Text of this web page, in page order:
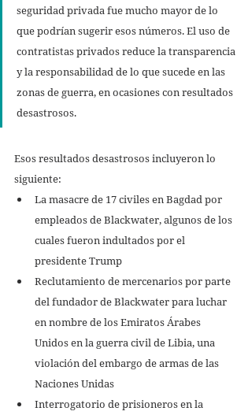
seguridad privada fue mucho mayor de lo
que podrían sugerir esos números. El uso de
contratistas privados reduce la transparencia
y la responsabilidad de lo que sucede en las
zonas de guerra, en ocasiones con resultados
desastrosos.
Esos resultados desastrosos incluyeron lo
siguiente:
La masacre de 17 civiles en Bagdad por
empleados de Blackwater, algunos de los
cuales fueron indultados por el
presidente Trump
Reclutamiento de mercenarios por parte
del fundador de Blackwater para luchar
en nombre de los Emiratos Árabes
Unidos en la guerra civil de Libia, una
violación del embargo de armas de las
Naciones Unidas
Interrogatorio de prisioneros en la